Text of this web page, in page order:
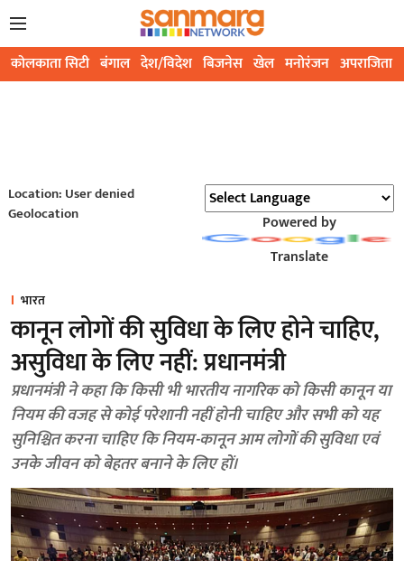
कोलकाता सिटी बंगाल देश/विदेश बिजनेस खेल मनोरंजन अपराजिता
Location: User denied
Geolocation
Powered by
Translate
भारत
कानून लोगों की सुविधा के लिए होने चाहिए,
असुविधा के लिए नहीं: प्रधानमंत्री
प्रधानमंत्री ने कहा कि किसी भी भारतीय नागरिक को किसी कानून या
नियम की वजह से कोई परेशानी नहीं होनी चाहिए और सभी को यह
सुनिश्चित करना चाहिए कि नियम-कानून आम लोगों की सुविधा एवं
उनके जीवन को बेहतर बनाने के लिए हों।